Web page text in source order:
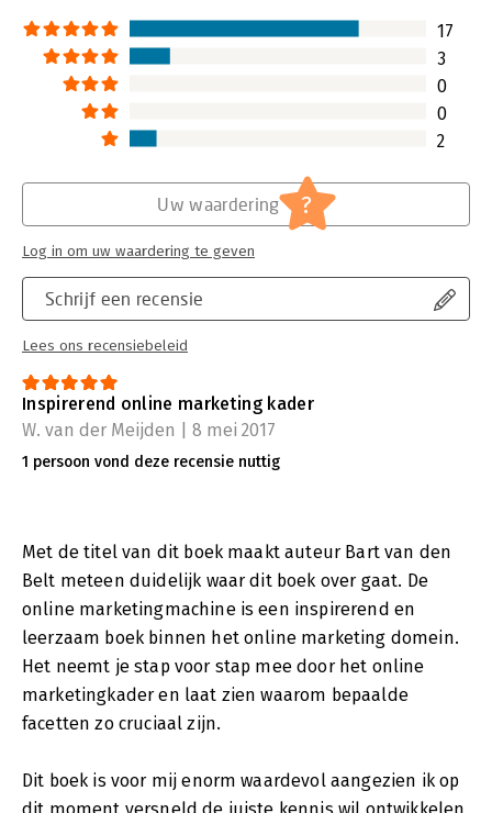
17
3
0
0
2
Schrijf een recensie
Lees ons recensiebeleid
Uw waardering ?
Log in om uw waardering te geven
Inspirerend online marketing kader
W. van der Meijden | 8 mei 2017
1 persoon vond deze recensie nuttig
Met de titel van dit boek maakt auteur Bart van den
Belt meteen duidelijk waar dit boek over gaat. De
online marketingmachine is een inspirerend en
leerzaam boek binnen het online marketing domein.
Het neemt je stap voor stap mee door het online
marketingkader en laat zien waarom bepaalde
facetten zo cruciaal zijn.
Dit boek is voor mij enorm waardevol aangezien ik op
dit moment versneld de juiste kennis wil ontwikkelen